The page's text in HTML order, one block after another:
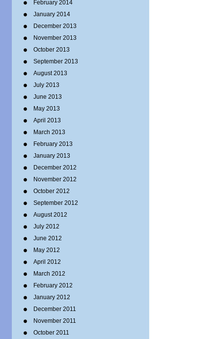
February 2014
January 2014
December 2013
November 2013
October 2013
September 2013
August 2013
July 2013
June 2013
May 2013
April 2013
March 2013
February 2013
January 2013
December 2012
November 2012
October 2012
September 2012
August 2012
July 2012
June 2012
May 2012
April 2012
March 2012
February 2012
January 2012
December 2011
November 2011
October 2011